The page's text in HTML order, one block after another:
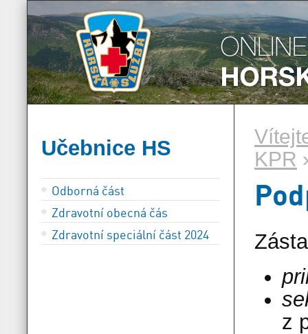
Učebnice HS
Odborná část
Zdravotní obecná čás
Zdravotní speciální část 2024
KPR
z